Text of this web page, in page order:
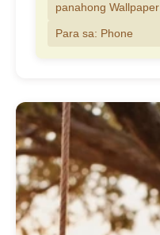
panahong Wallpaper
Para sa: Phone